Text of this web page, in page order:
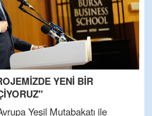
YENİ BİR
Yeşil Mutabakatı ile